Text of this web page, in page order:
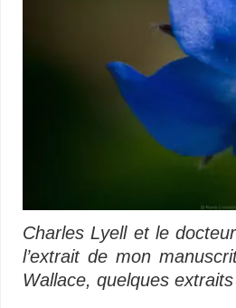
Charles Lyell et le
l’extrait de mon
Wallace, quelques